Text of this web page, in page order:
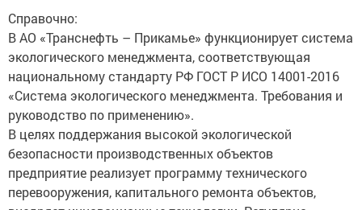
В АО «Транснефть – Прикамье» функционирует система
экологического менеджмента, соответствующая
национальному стандарту РФ ГОСТ Р ИСО 14001-2016
«Система экологического менеджмента. Требования и
руководство по применению».
В целях поддержания высокой экологической
безопасности производственных объектов
предприятие реализует программу технического
перевооружения, капитального ремонта объектов,
внедряет инновационные технологии. Регулярно